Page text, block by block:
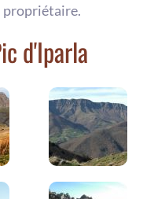
propriétaire.
d'Iparla